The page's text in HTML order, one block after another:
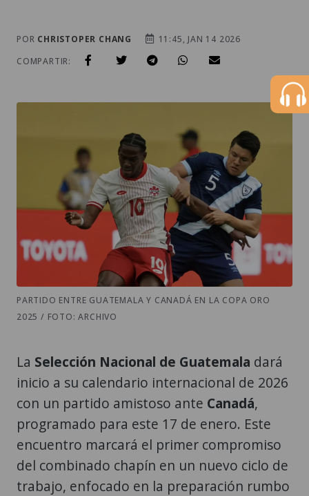
POR CHRISTOPER CHANG
11:45, JAN 14 2026
COMPARTIR:
PARTIDO ENTRE GUATEMALA Y CANADÁ EN LA COPA ORO
2025 / FOTO: ARCHIVO
La Selección Nacional de Guatemala dará
inicio a su calendario internacional de 2026
con un partido amistoso ante Canadá,
programado para este 17 de enero. Este
encuentro marcará el primer compromiso
del combinado chapín en un nuevo ciclo de
trabajo, enfocado en la preparación rumbo